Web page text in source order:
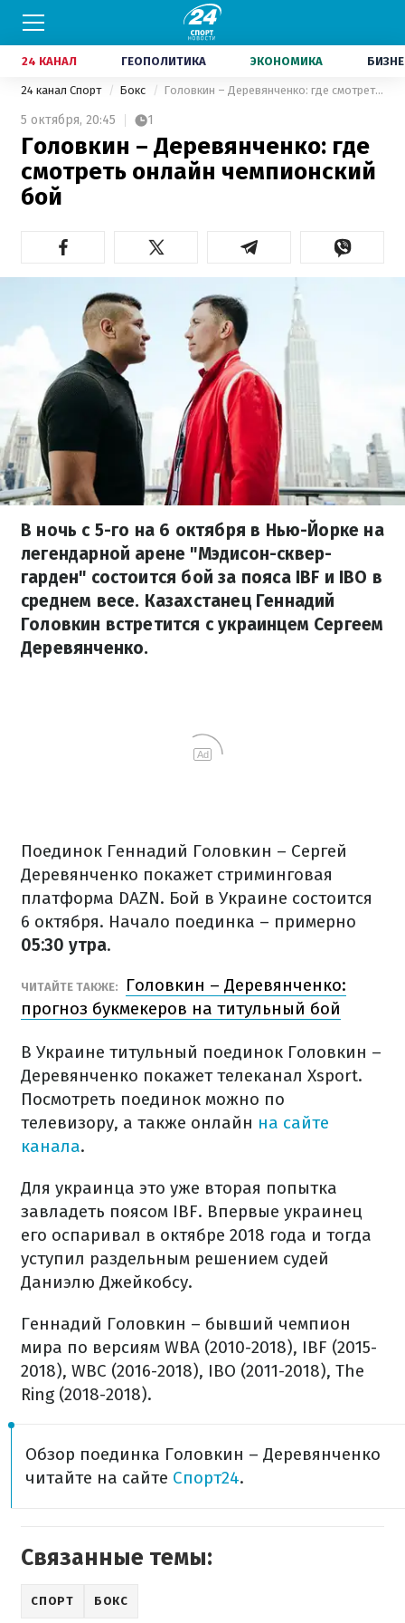
24 КАНАЛ ГЕОПОЛИТИКА ЭКОНОМИКА
24 канал Спорт Бокс Головкин – Деревянченко: где смотреть онлайн чемпионский бой
5 октября, 20:45 1
Головкин – Деревянченко: где
смотреть онлайн чемпионский
бой
В ночь с 5-го на 6 октября в Нью-Йорке на
легендарной арене "Мэдисон-сквер-
гарден" состоится бой за пояса IBF и IBO в
среднем весе. Казахстанец Геннадий
Головкин встретится с украинцем Сергеем
Деревянченко.
Ad
Поединок Геннадий Головкин – Сергей
Деревянченко покажет стриминговая
платформа DAZN. Бой в Украине состоится
6 октября. Начало поединка – примерно
05:30 утра.
ЧИТАЙТЕ ТАКЖЕ:
Головкин – Деревянченко:
прогноз букмекеров на титульный бой
В Украине титульный поединок Головкин –
Деревянченко покажет телеканал Xsport.
Посмотреть поединок можно по
телевизору, а также онлайн на сайте
канала.
Для украинца это уже вторая попытка
завладеть поясом IBF. Впервые украинец
его оспаривал в октябре 2018 года и тогда
уступил раздельным решением судей
Даниэлю Джейкобсу.
Геннадий Головкин – бывший чемпион
мира по версиям WBA (2010-2018), IBF (2015-
2018), WBC (2016-2018), IBO (2011-2018), The
Ring (2018-2018).
Обзор поединка Головкин – Деревянченко
читайте на сайте Спорт24.
Связанные темы:
СПОРТ БОКС